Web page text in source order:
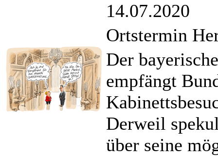
14.07.2020
Ortstermin
Der
empfängt
Derweil
über seine